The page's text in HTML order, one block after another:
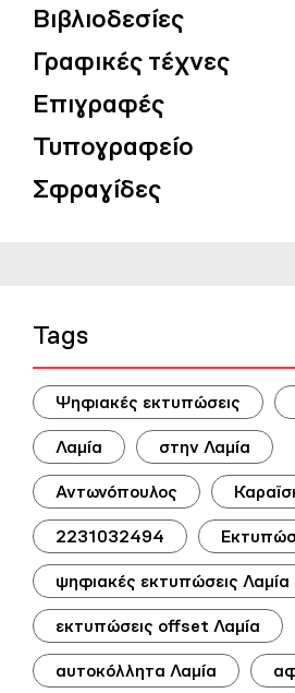
Βιβλιοδεσίες
Γραφικές τέχνες
Επιγραφές
Τυπογραφείο
Σφραγίδες
Tags
Ψηφιακές εκτυπώσεις
Λαμία στην Λαμία
Αντωνόπουλος
2231032494
ψηφιακές εκτυπώσεις Λαμία
εκτυπώσεις offset Λαμία
αυτοκόλλητα Λαμία